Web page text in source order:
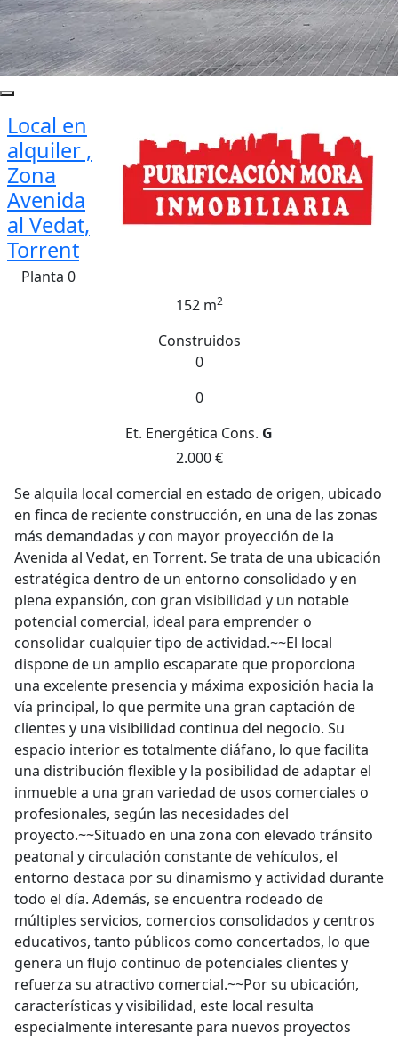
Local en
alquiler ,
Zona
Avenida
al Vedat,
Torrent
Planta 0
152 m2
Construidos
0
0
Et. Energética Cons. G
2.000 €
Se alquila local comercial en estado de origen, ubicado
en finca de reciente construcción, en una de las zonas
más demandadas y con mayor proyección de la
Avenida al Vedat, en Torrent. Se trata de una ubicación
estratégica dentro de un entorno consolidado y en
plena expansión, con gran visibilidad y un notable
potencial comercial, ideal para emprender o
consolidar cualquier tipo de actividad.~~El local
dispone de un amplio escaparate que proporciona
una excelente presencia y máxima exposición hacia la
vía principal, lo que permite una gran captación de
clientes y una visibilidad continua del negocio. Su
espacio interior es totalmente diáfano, lo que facilita
una distribución flexible y la posibilidad de adaptar el
inmueble a una gran variedad de usos comerciales o
profesionales, según las necesidades del
proyecto.~~Situado en una zona con elevado tránsito
peatonal y circulación constante de vehículos, el
entorno destaca por su dinamismo y actividad durante
todo el día. Además, se encuentra rodeado de
múltiples servicios, comercios consolidados y centros
educativos, tanto públicos como concertados, lo que
genera un flujo continuo de potenciales clientes y
refuerza su atractivo comercial.~~Por su ubicación,
características y visibilidad, este local resulta
especialmente interesante para nuevos proyectos